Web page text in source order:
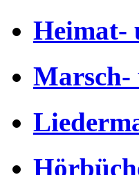
Heimat-
Marsch-